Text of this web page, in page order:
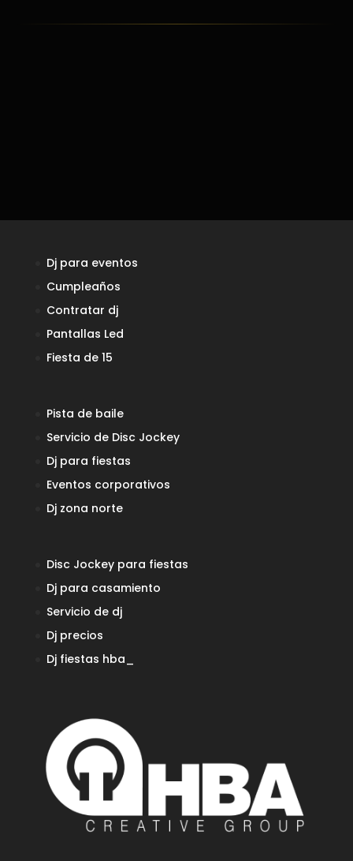
Dj para eventos
Cumpleaños
Contratar dj
Pantallas Led
Fiesta de 15
Pista de baile
Servicio de Disc Jockey
Dj para fiestas
Eventos corporativos
Dj zona norte
Disc Jockey para fiestas
Dj para casamiento
Servicio de dj
Dj precios
Dj fiestas hba_